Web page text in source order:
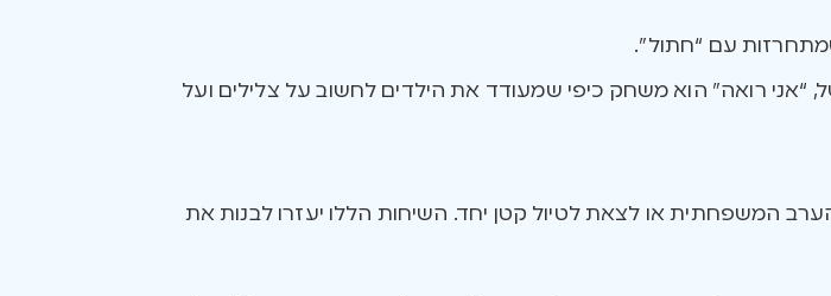
עם “חתול”.
“אני רואה” הוא משחק כיפי שמעודד את הילדים לחשוב על צלילים ועל
המשפחתית או לצאת לטיול קטן יחד. השיחות הללו יעזרו לבנות את